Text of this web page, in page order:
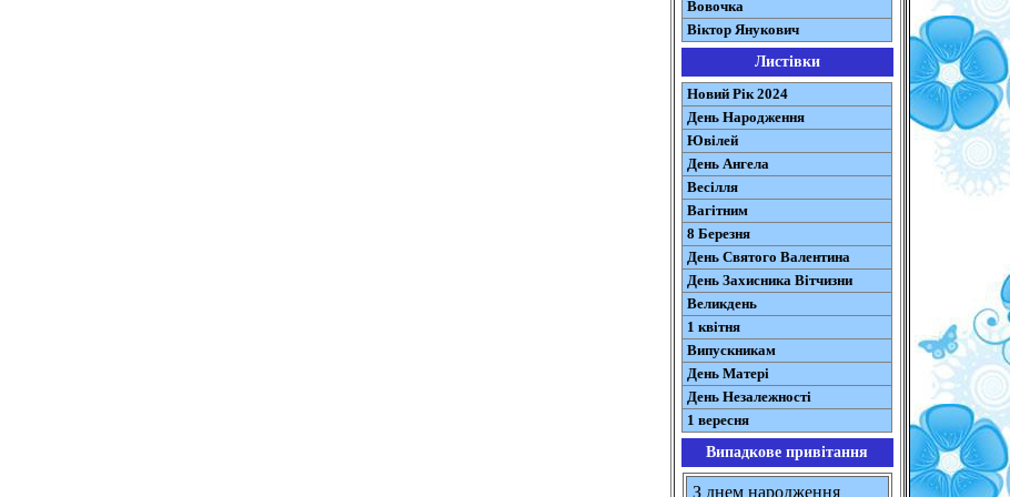
Вовочка
Віктор Янукович
Листівки
Новий Рік 2024
День Народження
Ювілей
День Ангела
Весілля
Вагітним
8 Березня
День Святого Валентина
День Захисника Вітчизни
Великдень
1 квітня
Випускникам
День Матері
День Незалежності
1 вересня
Випадкове привітання
З днем народження